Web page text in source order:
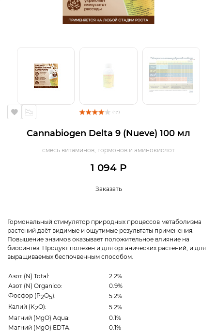
( 17 )
Cannabiogen Delta 9 (Nueve) 100 мл
смесь витаминов, гормонов и аминокислот
1 094 Р
Заказать
Гормональный стимулятор природных процессов метаболизма
растений даёт видимые и ощутимые результаты применения.
Повышение энзимов оказывает положительное влияние на
биосинтез. Продукт полезен и для органических растений, и для
выращиваемых беспочвенным способом.
Азот (N) Total:
2.2%
Азот (N) Organico:
0.9%
Фосфор (P2O5):
5.2%
Калий (K2O):
5.2%
Магний (MgO) Aqua:
0.1%
Магний (MgO) EDTA:
0.1%